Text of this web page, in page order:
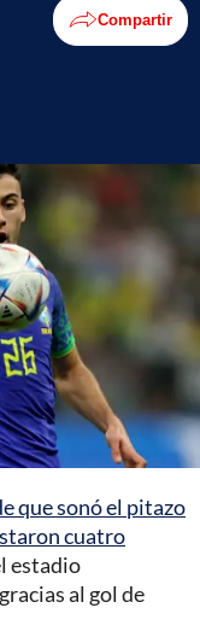
Compartir
que sonó el pitazo
cuatro
estadio
al gol de